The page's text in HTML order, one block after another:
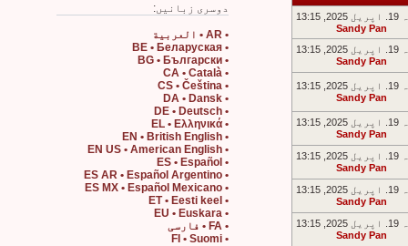
Sandy Pan
Sandy Pan
Sandy Pan
Sandy Pan
Sandy Pan
Sandy Pan
Sandy Pan
دوسری زبانیں:
• AR • العربية
• BE • Беларуская
• BG • Български
• CA • Català
• CS • Čeština
• DA • Dansk
• DE • Deutsch
• EL • Ελληνικά
• EN • British English
• EN US • American English
• ES • Español
• ES AR • Español Argentino
• ES MX • Español Mexicano
• ET • Eesti keel
• EU • Euskara
• FA • فارسی
• FI • Suomi